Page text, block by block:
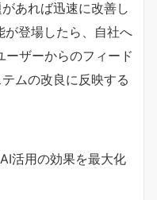
あれば迅速に改善し
が登場したら、自社へ
ザーからのフィード
ムの改良に反映する
活用の効果を最大化